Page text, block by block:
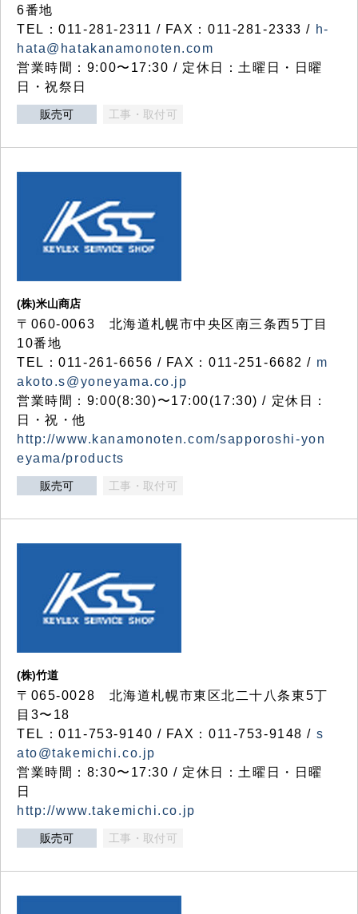
6番地
TEL：011-281-2311 / FAX：011-281-2333 / h-
hata@hatakanamonoten.com
営業時間：9:00〜17:30 / 定休日：土曜日・日曜
日・祝祭日
販売可 工事・取付可
(株)米山商店
〒060-0063 北海道札幌市中央区南三条西5丁目
10番地
TEL：011-261-6656 / FAX：011-251-6682 / m
akoto.s@yoneyama.co.jp
営業時間：9:00(8:30)〜17:00(17:30) / 定休日：
日・祝・他
http://www.kanamonoten.com/sapporoshi-yon
eyama/products
販売可 工事・取付可
(株)竹道
〒065-0028 北海道札幌市東区北二十八条東5丁
目3〜18
TEL：011-753-9140 / FAX：011-753-9148 / s
ato@takemichi.co.jp
営業時間：8:30〜17:30 / 定休日：土曜日・日曜
日
http://www.takemichi.co.jp
販売可 工事・取付可